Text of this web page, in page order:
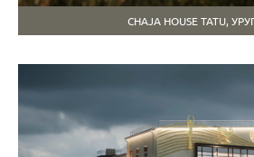
CHAJA HOUSE TATU,